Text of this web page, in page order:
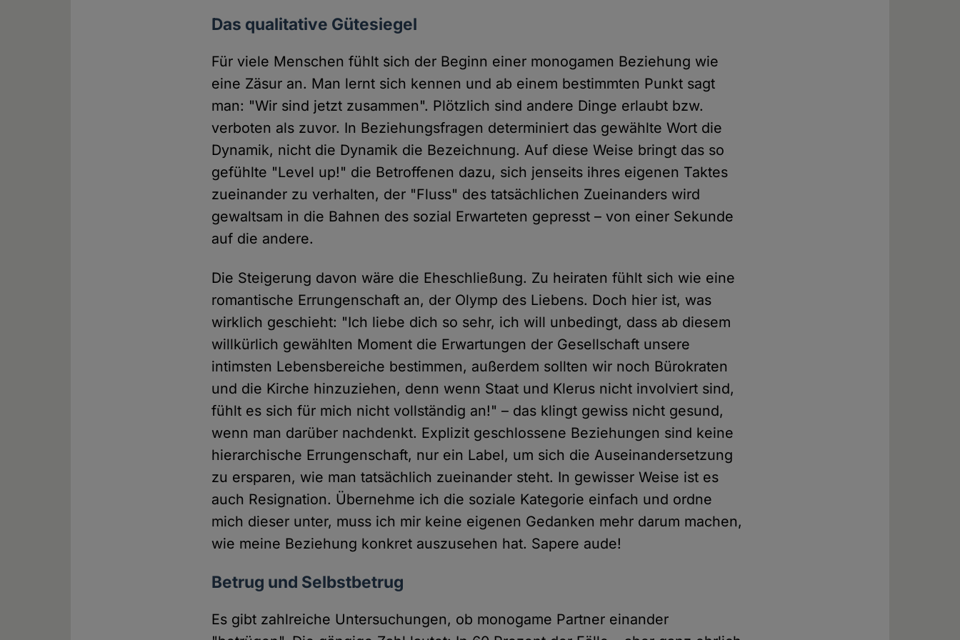
Das qualitative Gütesiegel
Für viele Menschen fühlt sich der Beginn einer monogamen Beziehung wie
eine Zäsur an. Man lernt sich kennen und ab einem bestimmten Punkt sagt
man: "Wir sind jetzt zusammen". Plötzlich sind andere Dinge erlaubt bzw.
verboten als zuvor. In Beziehungsfragen determiniert das gewählte Wort die
Dynamik, nicht die Dynamik die Bezeichnung. Auf diese Weise bringt das so
gefühlte "Level up!" die Betroffenen dazu, sich jenseits ihres eigenen Taktes
zueinander zu verhalten, der "Fluss" des tatsächlichen Zueinanders wird
gewaltsam in die Bahnen des sozial Erwarteten gepresst – von einer Sekunde
auf die andere.
Die Steigerung davon wäre die Eheschließung. Zu heiraten fühlt sich wie eine
romantische Errungenschaft an, der Olymp des Liebens. Doch hier ist, was
wirklich geschieht: "Ich liebe dich so sehr, ich will unbedingt, dass ab diesem
willkürlich gewählten Moment die Erwartungen der Gesellschaft unsere
intimsten Lebensbereiche bestimmen, außerdem sollten wir noch Bürokraten
und die Kirche hinzuziehen, denn wenn Staat und Klerus nicht involviert sind,
fühlt es sich für mich nicht vollständig an!" – das klingt gewiss nicht gesund,
wenn man darüber nachdenkt. Explizit geschlossene Beziehungen sind keine
hierarchische Errungenschaft, nur ein Label, um sich die Auseinandersetzung
zu ersparen, wie man tatsächlich zueinander steht. In gewisser Weise ist es
auch Resignation. Übernehme ich die soziale Kategorie einfach und ordne
mich dieser unter, muss ich mir keine eigenen Gedanken mehr darum machen,
wie meine Beziehung konkret auszusehen hat. Sapere aude!
Betrug und Selbstbetrug
Es gibt zahlreiche Untersuchungen, ob monogame Partner einander